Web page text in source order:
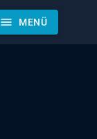
menu MENÜ